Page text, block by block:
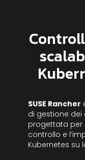
SUSE Rancher
di gestione dei
progettata per
controllo e
Kubernetes su